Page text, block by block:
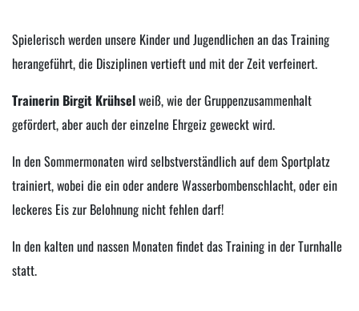
Spielerisch werden unsere Kinder und Jugendlichen an das Training
herangeführt, die Disziplinen vertieft und mit der Zeit verfeinert.
Trainerin Birgit Krühselweiß, wie der Gruppenzusammenhalt
gefördert, aber auch der einzelne Ehrgeiz geweckt wird.
In den Sommermonaten wird selbstverständlich auf dem Sportplatz
trainiert, wobei die ein oder andere Wasserbombenschlacht, oder ein
leckeres Eis zur Belohnung nicht fehlen darf!
In den kalten und nassen Monaten findet das Training in der Turnhalle
statt.